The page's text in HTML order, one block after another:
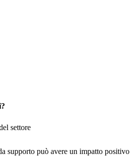
settore
supporto può avere un impatto positivo